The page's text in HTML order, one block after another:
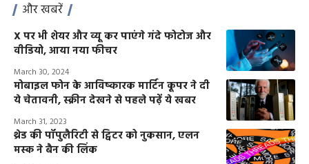
और खबरें
X पर भी शेयर और व्यू कर पाएंगे गंदे फोटोज और
वीडियो, आया नया फीचर
March 30, 2024
मोबाइल फोन के आविष्कारक मार्टिन कूपर ने दी
ये चेतावनी, स्क्रीन देखने से पहले पढ़ें ये खबर
March 31, 2023
थ्रेड की पॉपुलैरिटी से ट्विटर को नुकसान, एलन
मस्क ने बैन की लिंक